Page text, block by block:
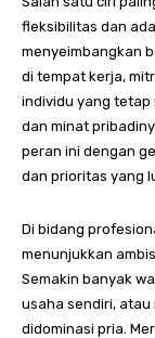
fleksibilitas dan
menyeimbangkan
di tempat kerja,
individu yang tetap
dan minat
peran ini dengan
dan prioritas yang
Di bidang
menunjukkan
Semakin banyak
usaha sendiri, atau
didominasi pria.